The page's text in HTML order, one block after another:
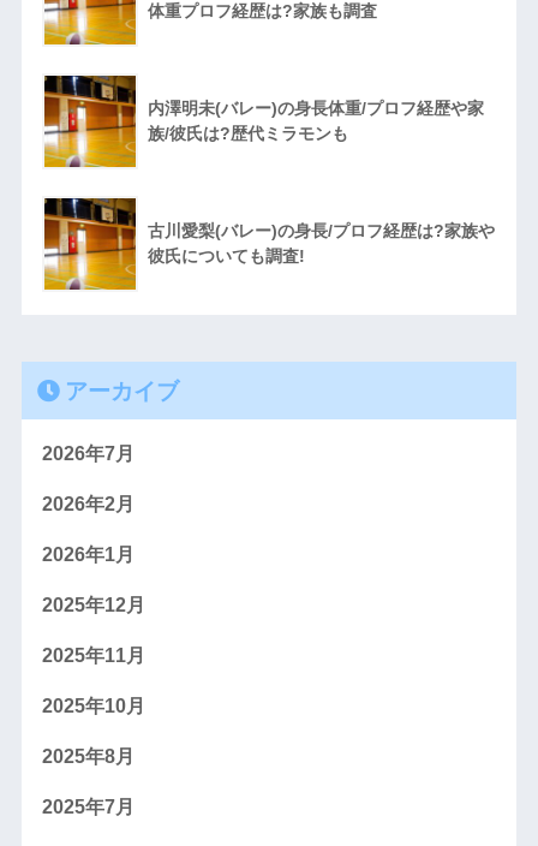
体重プロフ経歴は?家族も調査
内澤明未(バレー)の身長体重/プロフ経歴や家
族/彼氏は?歴代ミラモンも
古川愛梨(バレー)の身長/プロフ経歴は?家族や
彼氏についても調査!
アーカイブ
2026年7月
2026年2月
2026年1月
2025年12月
2025年11月
2025年10月
2025年8月
2025年7月